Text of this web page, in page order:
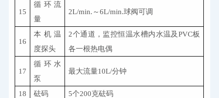
15
循环流
量
2L/min. ～6L/min.球阀可调
16
本机温
度探头
2个通道，监控恒温水槽内水温及 PVC板
各一根热电偶
17
循环水
泵
最大流量10L/分钟
18 砝码 5个200克砝码